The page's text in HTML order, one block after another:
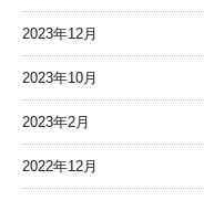
2023年12月
2023年10月
2023年2月
2022年12月